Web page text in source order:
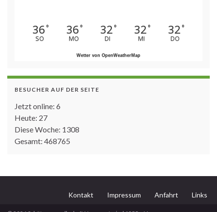
36°
SO
36°
MO
32°
DI
32°
MI
32°
DO
Wetter von OpenWeatherMap
BESUCHER AUF DER SEITE
Jetzt online: 6
Heute: 27
Diese Woche: 1308
Gesamt: 468765
Kontakt Impressum Anfahrt Links